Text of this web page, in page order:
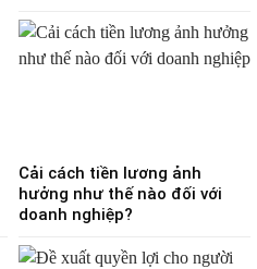
Cải cách tiền lương ảnh
hưởng như thế nào đối với
doanh nghiệp?